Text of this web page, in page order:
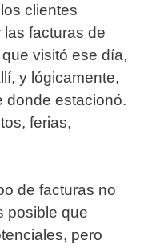
clientes
facturas de
visitó ese día,
y lógicamente,
donde estacionó.
ferias,
de facturas no
posible que
pero